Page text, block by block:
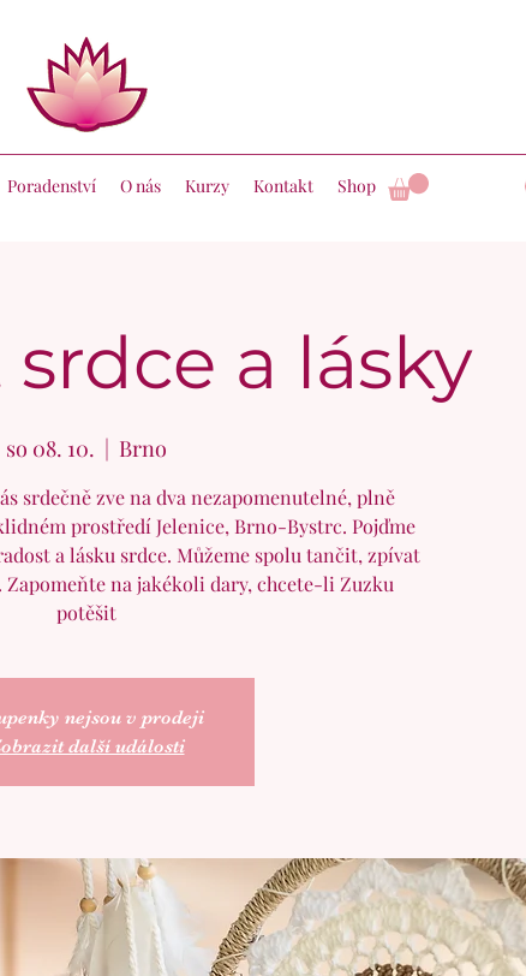
Poradenství O nás Kurzy Kontakt Shop
a lásky
so 08. 10.
  |
Brno
srdečně zve na dva nezapomenutelné, plně
prostředí Jelenice, Brno-Bystrc. Pojďme
a lásku srdce. Můžeme spolu tančit, zpívat
na jakékoli dary, chcete-li Zuzku
potěšit
nejsou v prodeji
další události